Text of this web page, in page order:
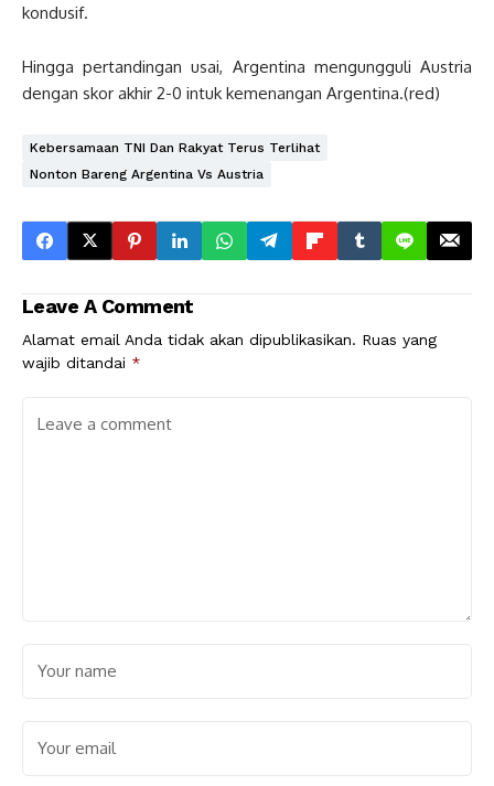
kondusif.
Hingga pertandingan usai, Argentina mengungguli Austria
dengan skor akhir 2-0 intuk kemenangan Argentina.(red)
Kebersamaan TNI Dan Rakyat Terus Terlihat
Nonton Bareng Argentina Vs Austria
Leave A Comment
Alamat email Anda tidak akan dipublikasikan. Ruas yang
wajib ditandai *